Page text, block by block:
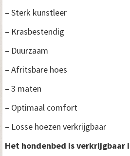
– Sterk kunstleer
– Krasbestendig
– Duurzaam
– Afritsbare hoes
– 3 maten
– Optimaal comfort
– Losse hoezen verkrijgbaar
Het hondenbed is verkrijgbaar